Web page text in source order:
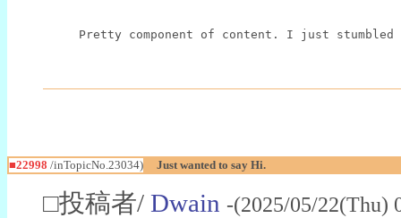
Pretty component of content. I just
■22998 /inTopicNo.23034) Just wanted to say Hi.
□投稿者/ Dwain -(2025/05/